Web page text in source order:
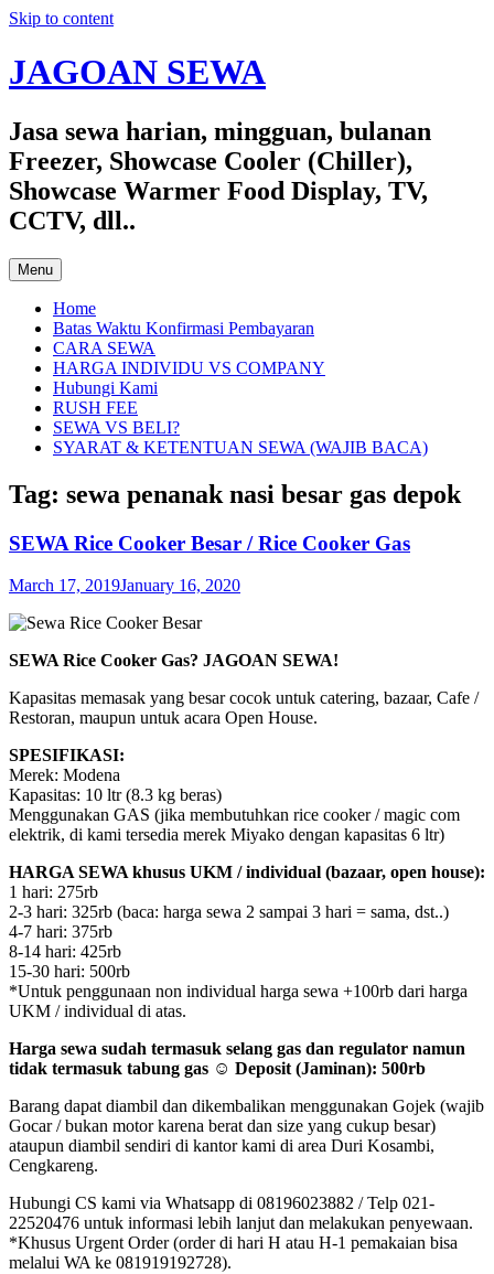
Skip to content
JAGOAN SEWA
Jasa sewa harian, mingguan, bulanan
Freezer, Showcase Cooler (Chiller),
Showcase Warmer Food Display, TV,
CCTV, dll..
Menu
Home
Batas Waktu Konfirmasi Pembayaran
CARA SEWA
HARGA INDIVIDU VS COMPANY
Hubungi Kami
RUSH FEE
SEWA VS BELI?
SYARAT & KETENTUAN SEWA (WAJIB BACA)
Tag: sewa penanak nasi besar gas depok
SEWA Rice Cooker Besar / Rice Cooker Gas
March 17, 2019January 16, 2020
SEWA Rice Cooker Gas? JAGOAN SEWA!
Kapasitas memasak yang besar cocok untuk catering, bazaar, Cafe /
Restoran, maupun untuk acara Open House.
SPESIFIKASI:
Merek: Modena
Kapasitas: 10 ltr (8.3 kg beras)
Menggunakan GAS (jika membutuhkan rice cooker / magic com
elektrik, di kami tersedia merek Miyako dengan kapasitas 6 ltr)
HARGA SEWA khusus UKM / individual (bazaar, open house):
1 hari: 275rb
2-3 hari: 325rb (baca: harga sewa 2 sampai 3 hari = sama, dst..)
4-7 hari: 375rb
8-14 hari: 425rb
15-30 hari: 500rb
*Untuk penggunaan non individual harga sewa +100rb dari harga
UKM / individual di atas.
Harga sewa sudah termasuk selang gas dan regulator namun
tidak termasuk tabung gas ☺ Deposit (Jaminan): 500rb
Barang dapat diambil dan dikembalikan menggunakan Gojek (wajib
Gocar / bukan motor karena berat dan size yang cukup besar)
ataupun diambil sendiri di kantor kami di area Duri Kosambi,
Cengkareng.
Hubungi CS kami via Whatsapp di 08196023882 / Telp 021-
22520476 untuk informasi lebih lanjut dan melakukan penyewaan.
*Khusus Urgent Order (order di hari H atau H-1 pemakaian bisa
melalui WA ke 081919192728).